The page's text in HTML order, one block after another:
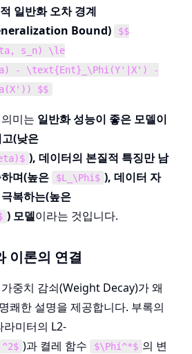
일반화 오차 경계
Bound)
$$
s_n) \le
- \text{Ent}_\Phi(Y'|X') -
$$
미는 일반화 성능이 좋은 모델이
(낮은
), 데이터의 본질적 특징만 남
며(높은
$L_\Phi$ ), 데이터 자
복하는(높은
) 모델이라는 것입니다.
이론의 연결
중치 감쇠(Weight Decay)가 왜
쾌한 설명을 제공합니다. 부록의
라미터의 L2-
)과 켤레 함수 $\Phi^*$ 의 변